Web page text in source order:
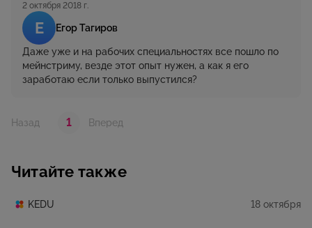
Е Егор Тагиров
2 октября 2018 г.
Даже уже и на рабочих специальностях все пошло по
мейнстриму, везде этот опыт нужен, а как я его
заработаю если только выпустился?
Назад 1 Вперед
Читайте также
KEDU 18 октября